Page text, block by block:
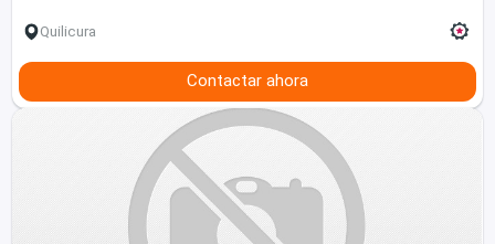
Quilicura
Contactar ahora